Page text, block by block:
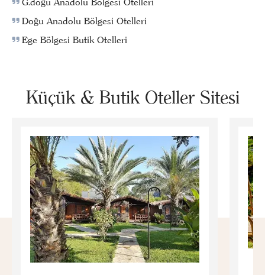
Doğu Anadolu Bölgesi Otelleri
Ege Bölgesi Butik Otelleri
Küçük & Butik Oteller Sitesi